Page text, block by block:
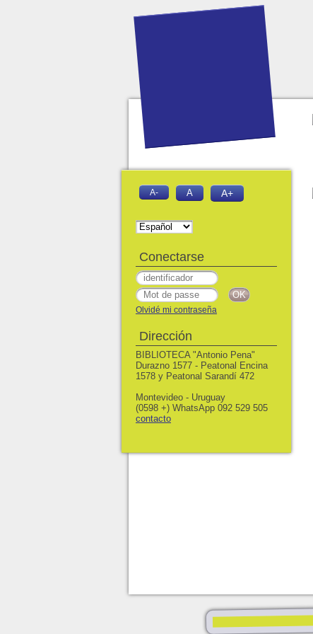
A- A A+
Conectarse
Olvidé mi contraseña
Dirección
BIBLIOTECA "Antonio Pena"
Durazno 1577 - Peatonal Encina
1578 y Peatonal Sarandí 472
Montevideo - Uruguay
(0598 +) WhatsApp 092 529 505
contacto